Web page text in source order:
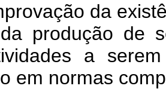
da
produção de
a
em normas